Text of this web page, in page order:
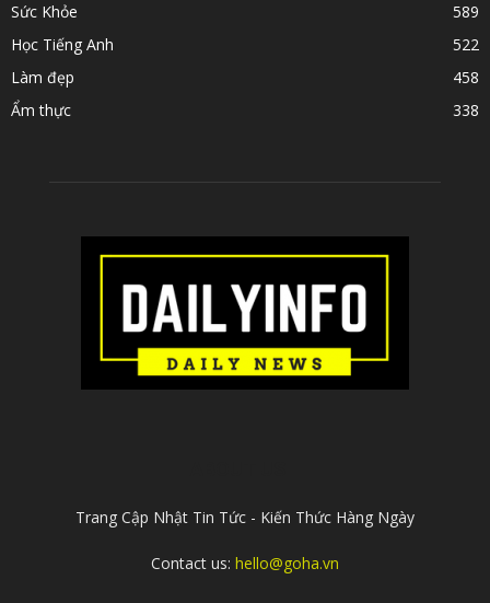
Sức Khỏe
589
Học Tiếng Anh
522
Làm đẹp
458
Ẩm thực
338
Trang Cập Nhật Tin Tức - Kiến Thức Hàng Ngày
Contact us: hello@goha.vn